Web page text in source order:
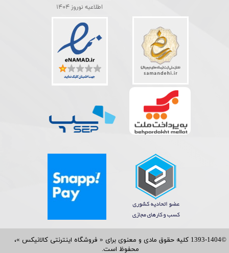
©1393-1404 کلیه حقوق مادی و معنوی برای « فروشگاه اینترنتی کالانیکس »،
محفوظ است.​​​​​​​
اطلاعیه نوروز 1404